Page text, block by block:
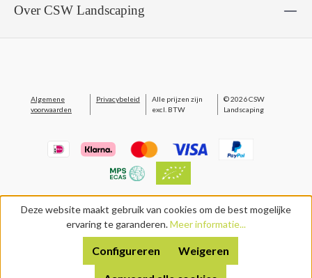
Over CSW Landscaping
Algemene
voorwaarden
Privacybeleid
Alle prijzen zijn
excl. BTW
© 2026 CSW
Landscaping
Deze website maakt gebruik van cookies om de best mogelijke
ervaring te garanderen.Meer informatie...
Weigeren
Configureren